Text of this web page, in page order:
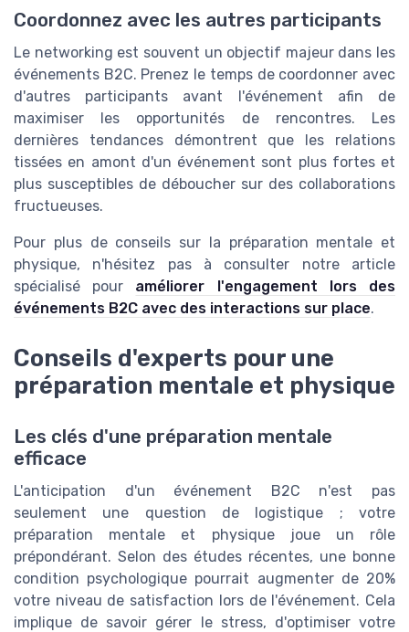
Coordonnez avec les autres participants
Le networking est souvent un objectif majeur dans les
événements B2C. Prenez le temps de coordonner avec
d'autres participants avant l'événement afin de
maximiser les opportunités de rencontres. Les
dernières tendances démontrent que les relations
tissées en amont d'un événement sont plus fortes et
plus susceptibles de déboucher sur des collaborations
fructueuses.
Pour plus de conseils sur la préparation mentale et
physique, n'hésitez pas à consulter notre article
spécialisé pour améliorer l'engagement lors des
événements B2C avec des interactions sur place.
Conseils d'experts pour une
préparation mentale et physique
Les clés d'une préparation mentale
efficace
L'anticipation d'un événement B2C n'est pas
seulement une question de logistique ; votre
préparation mentale et physique joue un rôle
prépondérant. Selon des études récentes, une bonne
condition psychologique pourrait augmenter de 20%
votre niveau de satisfaction lors de l'événement. Cela
implique de savoir gérer le stress, d'optimiser votre